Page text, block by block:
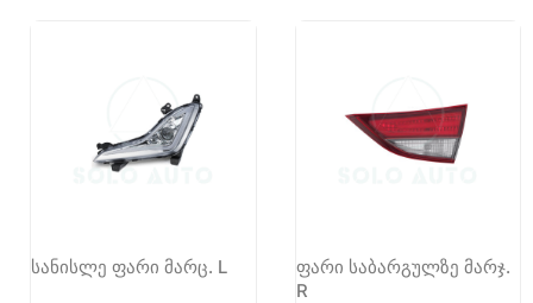
სანისლე ფარი მარც. L
ფარი საბარგულზე მარჯ.
R